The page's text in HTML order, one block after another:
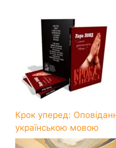
Крок уперед:
українською мовою